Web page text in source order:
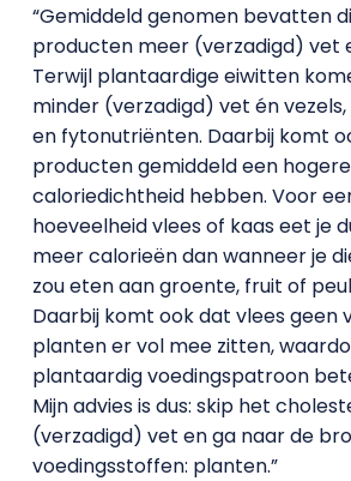
“Gemiddeld genomen bevatten
producten meer (verzadigd) vet
Terwijl plantaardige eiwitten
minder (verzadigd) vet én
en fytonutriënten. Daarbij komt
producten gemiddeld een hogere
caloriedichtheid hebben. Voor
hoeveelheid vlees of kaas eet je
meer calorieën dan wanneer je
zou eten aan groente, fruit of
Daarbij komt ook dat vlees geen
planten er vol mee zitten,
plantaardig voedingspatroon
Mijn advies is dus: skip het
(verzadigd) vet en ga naar de
voedingsstoffen: planten.”